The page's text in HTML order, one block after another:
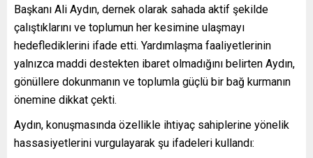
Başkanı Ali Aydın, dernek olarak sahada aktif şekilde
çalıştıklarını ve toplumun her kesimine ulaşmayı
hedeflediklerini ifade etti. Yardımlaşma faaliyetlerinin
yalnızca maddi destekten ibaret olmadığını belirten Aydın,
gönüllere dokunmanın ve toplumla güçlü bir bağ kurmanın
önemine dikkat çekti.
Aydın, konuşmasında özellikle ihtiyaç sahiplerine yönelik
hassasiyetlerini vurgulayarak şu ifadeleri kullandı: